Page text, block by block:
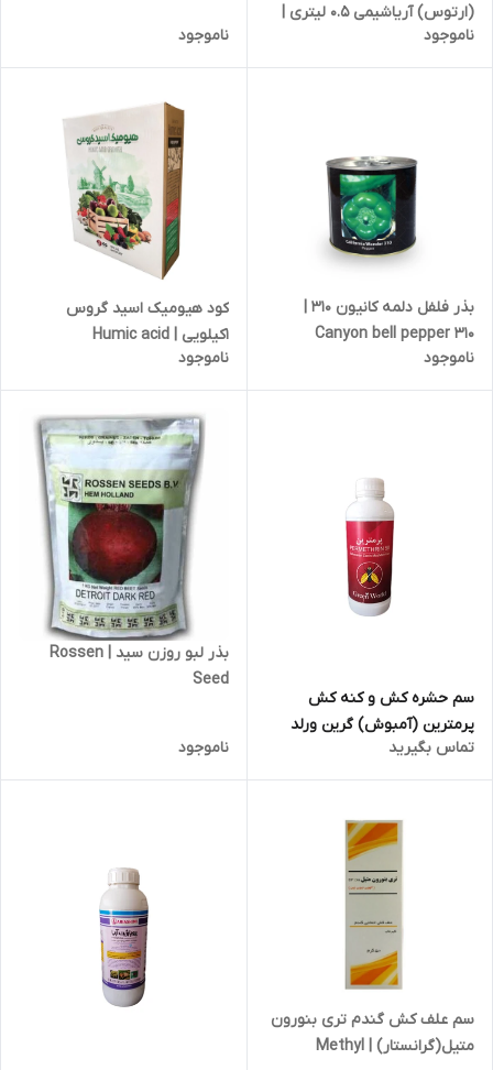
(ارتوس) آریاشیمی 0.5 لیتری |
Fun paroxysmit
ناموجود ناموجود
Canyon bell pepper ۳۱۰
ناموجود
کود هیومیک اسید گروس
1کیلویی | Humic acid
ناموجود
سم حشره کش و کنه کش
پرمترین (آمبوش) گرین ورلد
1لیتری | Permethrinتماس بگیرید
بذر لبو روزن سید | Rossen
Seed
ناموجود
سم علف کش گندم تری بنورون
متیل(گرانستار) | Methyl